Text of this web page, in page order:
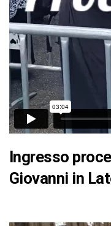
Ingresso
Giovanni in